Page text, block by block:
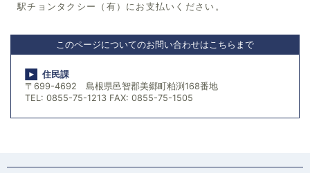
駅チョンタクシー（有）にお支払いください。
このページについてのお問い合わせはこちらまで
住民課
〒699-4692 島根県邑智郡美郷町粕渕168番地
TEL: 0855-75-1213 FAX: 0855-75-1505